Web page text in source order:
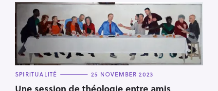
C
T
SPIRITUALITÉ 25 NOVEMBER 2023
Une session de théologie entre amis